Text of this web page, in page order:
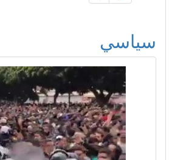
سياسي